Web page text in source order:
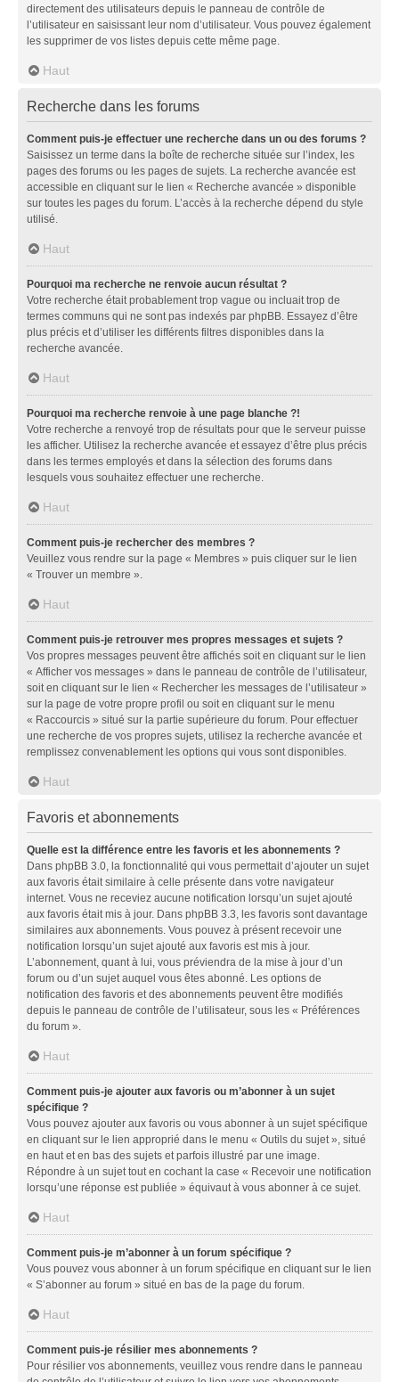
directement des utilisateurs depuis le panneau de contrôle de
l’utilisateur en saisissant leur nom d’utilisateur. Vous pouvez également
les supprimer de vos listes depuis cette même page.
Haut
Recherche dans les forums
Comment puis-je effectuer une recherche dans un ou des forums ?
Saisissez un terme dans la boîte de recherche située sur l’index, les
pages des forums ou les pages de sujets. La recherche avancée est
accessible en cliquant sur le lien « Recherche avancée » disponible
sur toutes les pages du forum. L’accès à la recherche dépend du style
utilisé.
Haut
Pourquoi ma recherche ne renvoie aucun résultat ?
Votre recherche était probablement trop vague ou incluait trop de
termes communs qui ne sont pas indexés par phpBB. Essayez d’être
plus précis et d’utiliser les différents filtres disponibles dans la
recherche avancée.
Haut
Pourquoi ma recherche renvoie à une page blanche ?!
Votre recherche a renvoyé trop de résultats pour que le serveur puisse
les afficher. Utilisez la recherche avancée et essayez d’être plus précis
dans les termes employés et dans la sélection des forums dans
lesquels vous souhaitez effectuer une recherche.
Haut
Comment puis-je rechercher des membres ?
Veuillez vous rendre sur la page « Membres » puis cliquer sur le lien
« Trouver un membre ».
Haut
Comment puis-je retrouver mes propres messages et sujets ?
Vos propres messages peuvent être affichés soit en cliquant sur le lien
« Afficher vos messages » dans le panneau de contrôle de l’utilisateur,
soit en cliquant sur le lien « Rechercher les messages de l’utilisateur »
sur la page de votre propre profil ou soit en cliquant sur le menu
« Raccourcis » situé sur la partie supérieure du forum. Pour effectuer
une recherche de vos propres sujets, utilisez la recherche avancée et
remplissez convenablement les options qui vous sont disponibles.
Haut
Favoris et abonnements
Quelle est la différence entre les favoris et les abonnements ?
Dans phpBB 3.0, la fonctionnalité qui vous permettait d’ajouter un sujet
aux favoris était similaire à celle présente dans votre navigateur
internet. Vous ne receviez aucune notification lorsqu’un sujet ajouté
aux favoris était mis à jour. Dans phpBB 3.3, les favoris sont davantage
similaires aux abonnements. Vous pouvez à présent recevoir une
notification lorsqu’un sujet ajouté aux favoris est mis à jour.
L’abonnement, quant à lui, vous préviendra de la mise à jour d’un
forum ou d’un sujet auquel vous êtes abonné. Les options de
notification des favoris et des abonnements peuvent être modifiés
depuis le panneau de contrôle de l’utilisateur, sous les « Préférences
du forum ».
Haut
Comment puis-je ajouter aux favoris ou m’abonner à un sujet
spécifique ?
Vous pouvez ajouter aux favoris ou vous abonner à un sujet spécifique
en cliquant sur le lien approprié dans le menu « Outils du sujet », situé
en haut et en bas des sujets et parfois illustré par une image.
Répondre à un sujet tout en cochant la case « Recevoir une notification
lorsqu’une réponse est publiée » équivaut à vous abonner à ce sujet.
Haut
Comment puis-je m’abonner à un forum spécifique ?
Vous pouvez vous abonner à un forum spécifique en cliquant sur le lien
« S’abonner au forum » situé en bas de la page du forum.
Haut
Comment puis-je résilier mes abonnements ?
Pour résilier vos abonnements, veuillez vous rendre dans le panneau